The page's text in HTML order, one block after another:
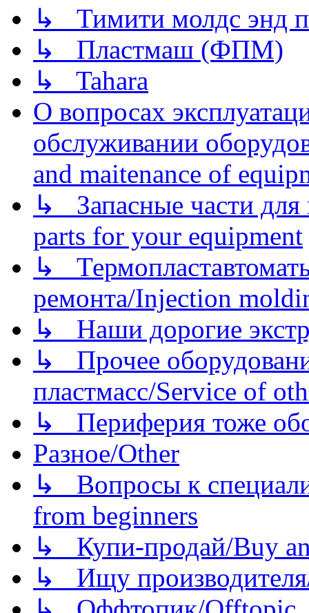
↳ Тимити молдс энд
↳ Пластмаш (ФПМ)
↳ Tahara
О вопросах
обслуживании
and maitenance of
↳ Запасные части для
parts for your equipment
↳
ремонта/Injection
↳ Наши дорогие
↳ Прочее
пластмасс/Service of
↳ Периферия тоже
Разное/Other
↳ Вопросы к
from beginners
↳ Купи-продай/Buy
↳ Ищу